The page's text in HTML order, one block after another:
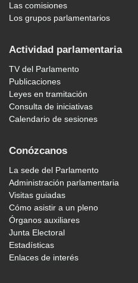
Las comisiones
Los grupos parlamentarios
Actividad parlamentaria
TV del Parlamento
Publicaciones
Leyes en tramitación
Consulta de iniciativas
Calendario de sesiones
Conózcanos
La sede del Parlamento
Administración parlamentaria
Visitas guiadas
Cómo asistir a un pleno
Órganos auxiliares
Junta Electoral
Estadísticas
Enlaces de interés